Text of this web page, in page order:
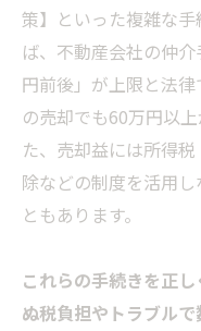
策】といった複雑な
ば、不動産会社の仲
円前後」が上限と法
の売却でも60万円以
た、売却益には所得
除などの制度を活用
ともあります。
これらの手続きを正
ぬ税負担やトラブル